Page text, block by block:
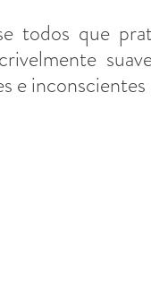
todos que
e